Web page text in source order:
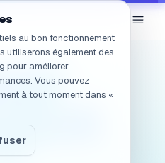
sandbox/faq/
&
is the
integration
au bon fonctionnement
utiliserons également des
pour améliorer
Vous pouvez
à tout moment dans «